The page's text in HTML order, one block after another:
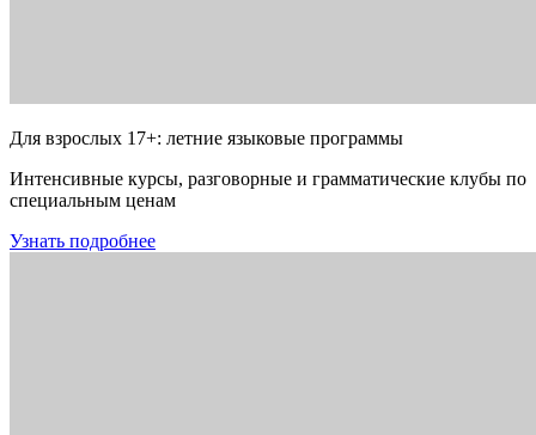
Для взрослых 17+: летние языковые программы
Интенсивные курсы, разговорные и грамматические клубы по
специальным ценам
Узнать подробнее